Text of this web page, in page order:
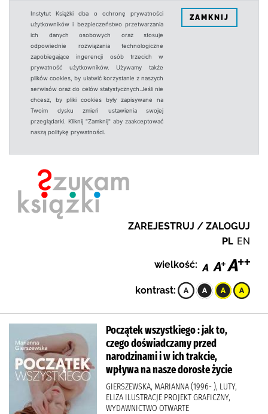
Instytut Książki dba o ochronę prywatności
użytkowników i bezpieczeństwo przetwarzania
ich danych osobowych oraz stosuje
odpowiednie rozwiązania technologiczne
zapobiegające ingerencji osób trzecich w
prywatność użytkowników. Używamy także
plików cookies, by ułatwić korzystanie z naszych
serwisów oraz do celów statystycznych.Jeśli nie
chcesz, by pliki cookies były zapisywane na
Twoim dysku zmień ustawienia swojej
przeglądarki. Kliknij "Zamknij" aby zaakceptować
naszą politykę prywatności.
ZAMKNIJ
ZAREJESTRUJ / ZALOGUJ
PL EN
wielkość:
kontrast:
Początek wszystkiego : jak to,
czego doświadczamy przed
narodzinami i w ich trakcie,
wpływa na nasze dorosłe życie
GIERSZEWSKA, MARIANNA (1996- ), LUTY,
ELIZA ILUSTRACJE PROJEKT GRAFICZNY,
WYDAWNICTWO OTWARTE